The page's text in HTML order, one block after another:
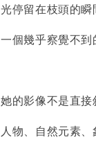
光停留在枝頭的瞬
一個幾乎察覺不到
她的影像不是直接
人物、自然元素、